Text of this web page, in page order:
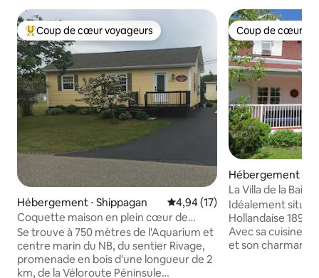
Coups de cœur voyageurs les plus appréciés
Coup de cœur voyageurs
Hébergement ⋅ Shippagan Évaluation moyenne sur la
4,94 (17)
Coquette maison en plein cœur de
Shippagan
Se trouve à 750 mètres de l'Aquarium et
centre marin du NB, du sentier Rivage,
promenade en bois d'une longueur de 2
km, de la Véloroute Péninsule
Coup de cœur
Coup de cœur
Hébergement ⋅
La Villa de la Baie
Idéalement
Hollandaise 1898
Avec sa cuisine
et son charmant